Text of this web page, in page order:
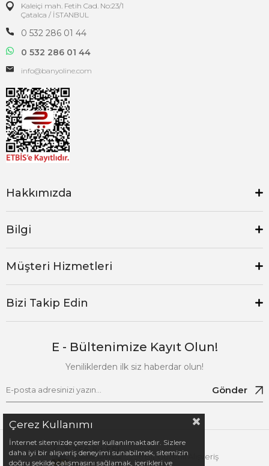
Kaleiçi mah. Fetih Cad. No:23/1
Çatalca / İSTANBUL
0 532 286 01 44
0 532 286 01 44
info@banyoline.com
Hakkımızda
Bilgi
Müşteri Hizmetleri
Bizi Takip Edin
E - Bültenimize Kayıt Olun!
Yeniliklerden ilk siz haberdar olun!
Gönder
256 Bit Güvenli Alışveriş
Çerez Kullanımı
İnternet sitemizde çerezler kullanılmaktadır. Sizlere
daha iyi bir alışveriş deneyimi sunabilmek, sitemizin
doğru şekilde çalışmasını sağlamak, içerikleri ve